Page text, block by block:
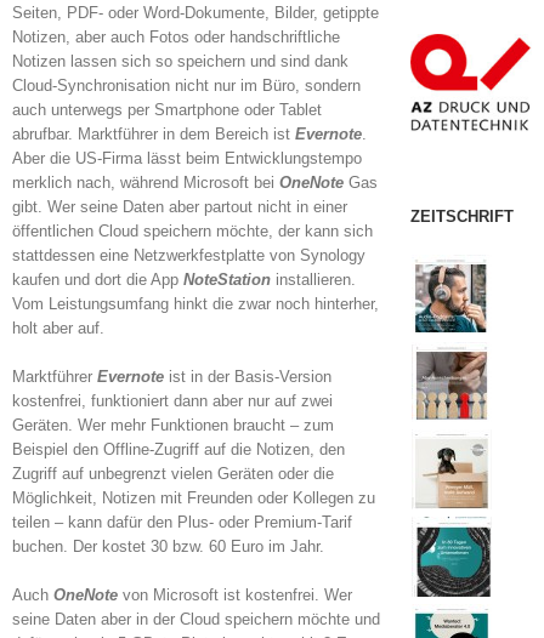
Seiten, PDF- oder Word-Dokumente, Bilder, getippte
Notizen, aber auch Fotos oder handschriftliche
Notizen lassen sich so speichern und sind dank
Cloud-Synchronisation nicht nur im Büro, sondern
auch unterwegs per Smartphone oder Tablet
abrufbar. Marktführer in dem Bereich ist Evernote.
Aber die US-Firma lässt beim Entwicklungstempo
merklich nach, während Microsoft bei OneNote Gas
gibt. Wer seine Daten aber partout nicht in einer
öffentlichen Cloud speichern möchte, der kann sich
stattdessen eine Netzwerkfestplatte von Synology
kaufen und dort die App NoteStation installieren.
Vom Leistungsumfang hinkt die zwar noch hinterher,
holt aber auf.
Marktführer Evernote ist in der Basis-Version
kostenfrei, funktioniert dann aber nur auf zwei
Geräten. Wer mehr Funktionen braucht – zum
Beispiel den Offline-Zugriff auf die Notizen, den
Zugriff auf unbegrenzt vielen Geräten oder die
Möglichkeit, Notizen mit Freunden oder Kollegen zu
teilen – kann dafür den Plus- oder Premium-Tarif
buchen. Der kostet 30 bzw. 60 Euro im Jahr.
Auch OneNote von Microsoft ist kostenfrei. Wer
seine Daten aber in der Cloud speichern möchte und
ZEITSCHRIFT